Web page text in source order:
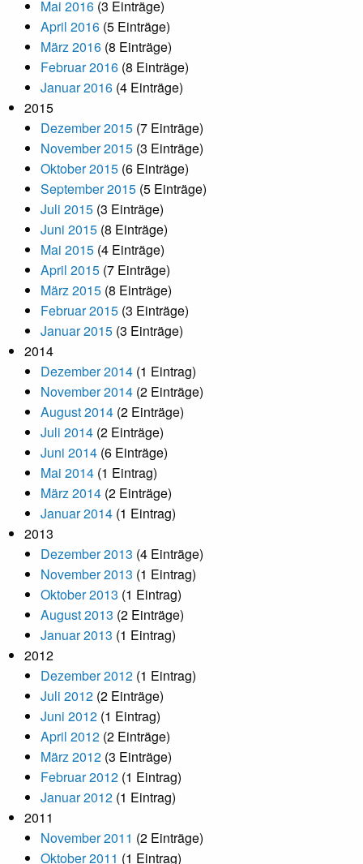
Mai 2016 (3 Einträge)
April 2016 (5 Einträge)
März 2016 (8 Einträge)
Februar 2016 (8 Einträge)
Januar 2016 (4 Einträge)
2015
Dezember 2015 (7 Einträge)
November 2015 (3 Einträge)
Oktober 2015 (6 Einträge)
September 2015 (5 Einträge)
Juli 2015 (3 Einträge)
Juni 2015 (8 Einträge)
Mai 2015 (4 Einträge)
April 2015 (7 Einträge)
März 2015 (8 Einträge)
Februar 2015 (3 Einträge)
Januar 2015 (3 Einträge)
2014
Dezember 2014 (1 Eintrag)
November 2014 (2 Einträge)
August 2014 (2 Einträge)
Juli 2014 (2 Einträge)
Juni 2014 (6 Einträge)
Mai 2014 (1 Eintrag)
März 2014 (2 Einträge)
Januar 2014 (1 Eintrag)
2013
Dezember 2013 (4 Einträge)
November 2013 (1 Eintrag)
Oktober 2013 (1 Eintrag)
August 2013 (2 Einträge)
Januar 2013 (1 Eintrag)
2012
Dezember 2012 (1 Eintrag)
Juli 2012 (2 Einträge)
Juni 2012 (1 Eintrag)
April 2012 (2 Einträge)
März 2012 (3 Einträge)
Februar 2012 (1 Eintrag)
Januar 2012 (1 Eintrag)
2011
November 2011 (2 Einträge)
Oktober 2011 (1 Eintrag)